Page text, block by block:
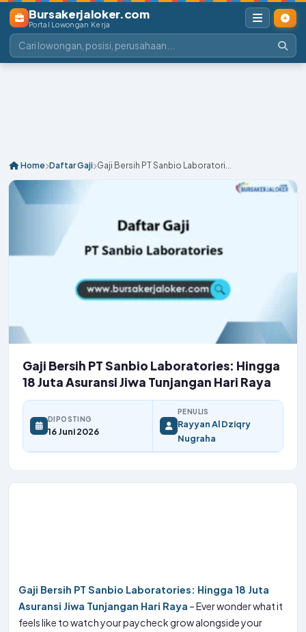
Bursakerjaloker.com
Portal Lowongan Kerja
Home Daftar Gaji Gaji Bersih PT Sanbio Laboratori...
Gaji Bersih PT Sanbio Laboratories: Hingga
18 Juta Asuransi Jiwa Tunjangan Hari Raya
DIPOSTING
16 Juni 2026
PENULIS
Rayyan Al Dziqry
Nugraha
Gaji Bersih PT Sanbio Laboratories: Hingga 18 Juta
Asuransi Jiwa Tunjangan Hari Raya – Ever wonder what it
feels like to watch your paycheck grow alongside your